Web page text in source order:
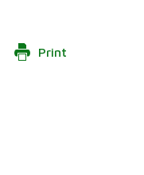
Print